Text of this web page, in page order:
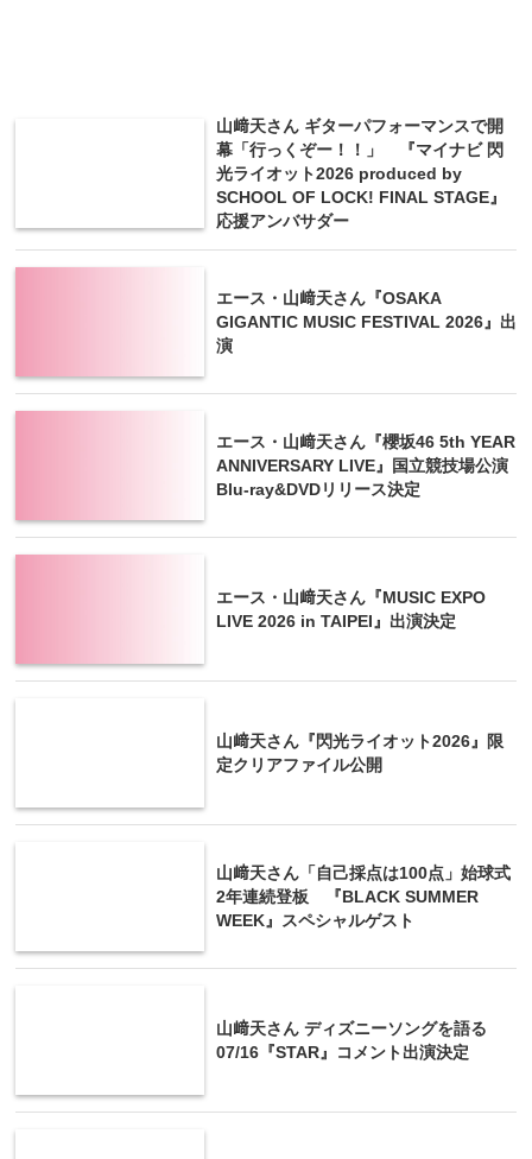
山﨑天さん ギターパフォーマンスで開
幕「行っくぞー！！」 『マイナビ 閃
光ライオット2026 produced by
SCHOOL OF LOCK! FINAL STAGE』
応援アンバサダー
エース・山﨑天さん『OSAKA
GIGANTIC MUSIC FESTIVAL 2026』出
演
エース・山﨑天さん『櫻坂46 5th YEAR
ANNIVERSARY LIVE』国立競技場公演
Blu-ray&DVDリリース決定
エース・山﨑天さん『MUSIC EXPO
LIVE 2026 in TAIPEI』出演決定
山﨑天さん『閃光ライオット2026』限
定クリアファイル公開
山﨑天さん「自己採点は100点」始球式
2年連続登板 『BLACK SUMMER
WEEK』スペシャルゲスト
山﨑天さん ディズニーソングを語る
07/16『STAR』コメント出演決定